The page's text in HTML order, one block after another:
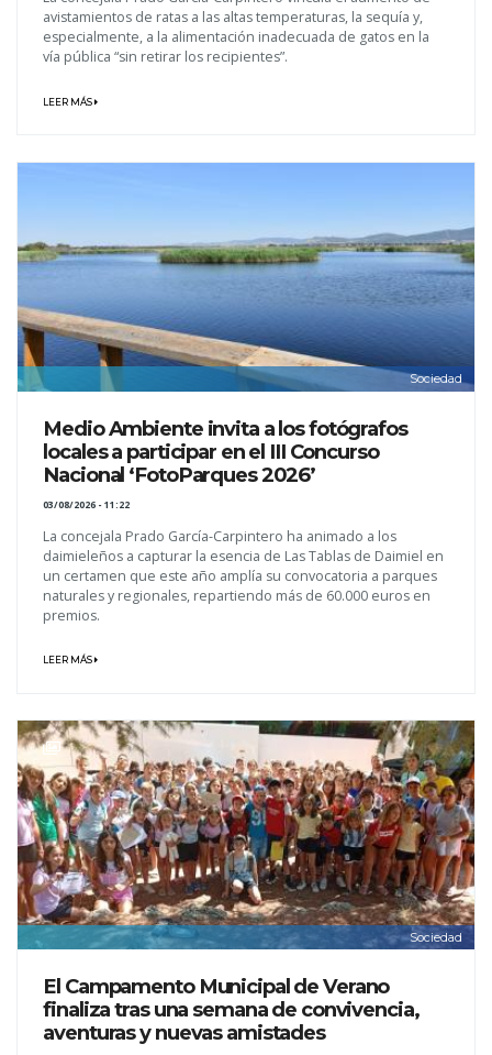
avistamientos de ratas a las altas temperaturas, la sequía y,
especialmente, a la alimentación inadecuada de gatos en la
vía pública “sin retirar los recipientes”.
LEER MÁS
Sociedad
Medio Ambiente invita a los fotógrafos
locales a participar en el III Concurso
Nacional ‘FotoParques 2026’
03/08/2026 - 11:22
La concejala Prado García-Carpintero ha animado a los
daimieleños a capturar la esencia de Las Tablas de Daimiel en
un certamen que este año amplía su convocatoria a parques
naturales y regionales, repartiendo más de 60.000 euros en
premios.
LEER MÁS
Sociedad
El Campamento Municipal de Verano
finaliza tras una semana de convivencia,
aventuras y nuevas amistades